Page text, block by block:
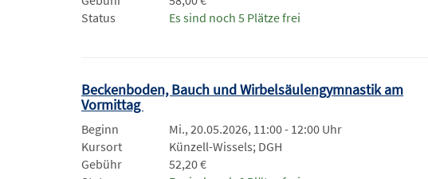
Status
Es sind noch 5 Plätze frei
Beckenboden, Bauch und Wirbelsäulengymnastik am
Vormittag
Beginn
Mi., 20.05.2026, 11:00 - 12:00 Uhr
Kursort
Künzell-Wissels; DGH
Gebühr
52,20 €